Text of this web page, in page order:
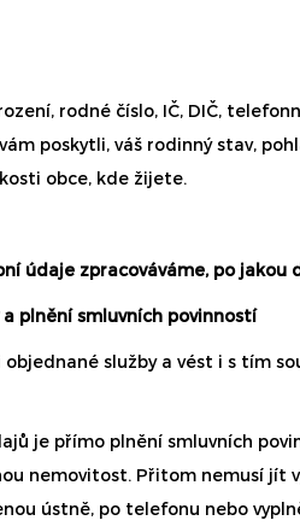
rodné číslo, IČ, DIČ,
poskytli, váš rodinný stav,
obce, kde žijete.
údaje zpracováváme, po jakou
plnění smluvních povinností
služby a vést i s tím
je přímo plnění smluvních
nemovitost. Přitom nemusí jít
ústně, po telefonu nebo